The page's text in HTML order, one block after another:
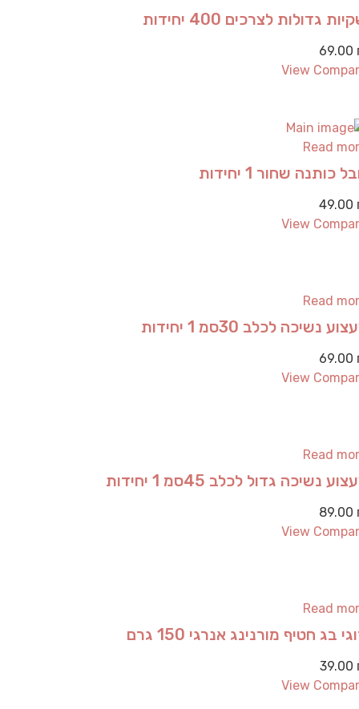
גדולות לצרכים 400 יחידות
69.00
View
Read
כותנה שחור 1 יחידות
49.00
View
Read
נשיכה לכלב 30סמ 1 יחידות
69.00
View
Read
נשיכה גדול לכלב 45סמ 1 יחידות
89.00
View
Read
בג חטיף מורנינג אנרגי 150 גרם
39.00
View